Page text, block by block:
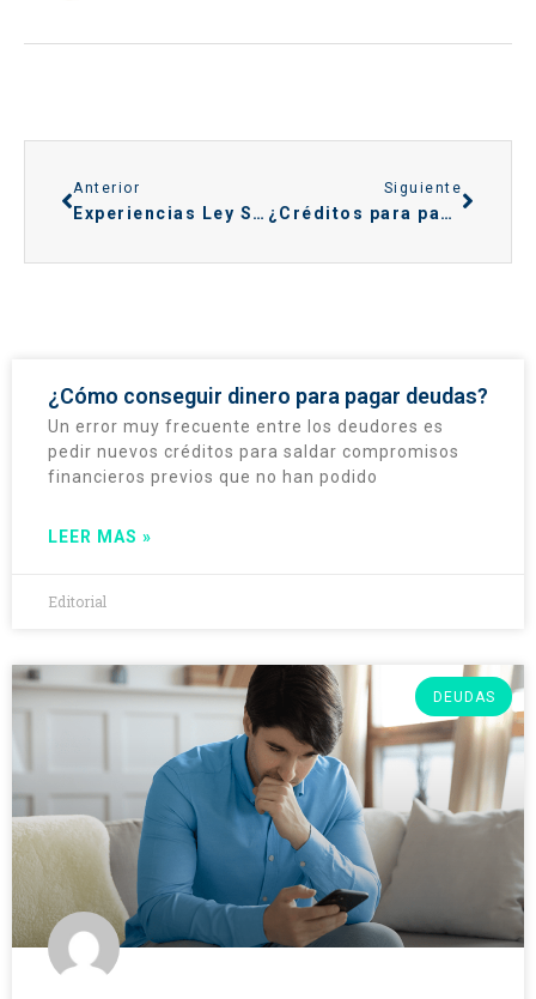
Anterior
Experiencias Ley Segunda Oportunidad
Siguiente
¿Créditos para pagar deudas?
¿Cómo conseguir dinero para pagar deudas?
Un error muy frecuente entre los deudores es
pedir nuevos créditos para saldar compromisos
financieros previos que no han podido
LEER MAS »
Editorial
DEUDAS